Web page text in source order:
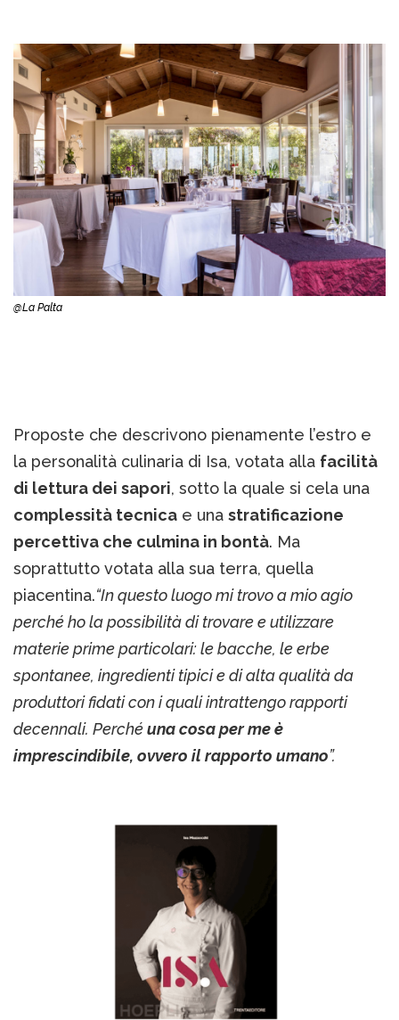
@La Palta
Proposte che descrivono pienamente l’estro e
la personalità culinaria di Isa, votata alla facilità
di lettura dei sapori, sotto la quale si cela una
complessità tecnica e una stratificazione
percettiva che culmina in bontà. Ma
soprattutto votata alla sua terra, quella
piacentina.“In questo luogo mi trovo a mio agio
perché ho la possibilità di trovare e utilizzare
materie prime particolari: le bacche, le erbe
spontanee, ingredienti tipici e di alta qualità da
produttori fidati con i quali intrattengo rapporti
decennali. Perchéuna cosa per me è
imprescindibile, ovvero il rapporto umano”.